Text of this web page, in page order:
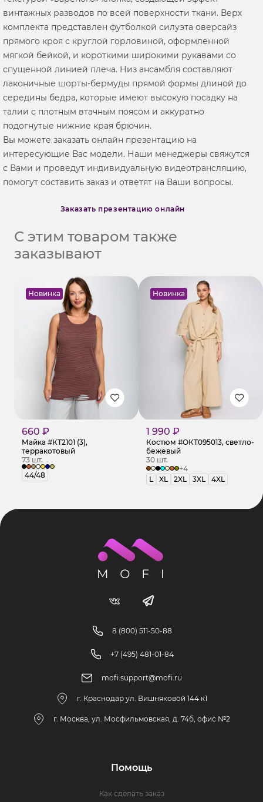
винтажных разводов по всей поверхности ткани. Верх
комплекта представлен футболкой силуэта оверсайз
прямого кроя с круглой горловиной, оформленной
мягкой бейкой, и короткими широкими рукавами со
спущенной линией плеча. Низ ансамбля составляют
лаконичные шорты-бермуды прямой формы длиной до
середины бедра, которые имеют высокую посадку на
талии с плотным втачным поясом и аккуратно
подогнутые нижние края брючин.
Вы можете заказать онлайн презентацию на
интересующие Вас модели. Наши менеджеры свяжутся
с Вами и проведут индивидуальную видеотрансляцию,
помогут составить заказ и ответят на Ваши вопросы.
Заказать презентацию онлайн
С этим товаром также
заказывают
Новинка
660 ₽
Майка #КТ2101 (3),
терракотовый
73 шт.
44/48
Новинка
1 990 ₽
Костюм #ОКТ095013, светло-
бежевый
30 шт.
+4
L
XL 2XL 3XL 4XL
8 (800) 511-50-88
+7 (495) 481-01-84
mofi.support@mofi.ru
г. Краснодар ул. Вишняковой 144 к1
г. Москва, ул. Мосфильмовская, д. 74б, офис №2
Помощь
Как сделать заказ